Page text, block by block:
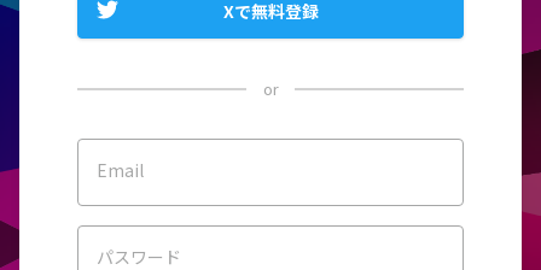
Xで無料登録
or
Email
パスワード